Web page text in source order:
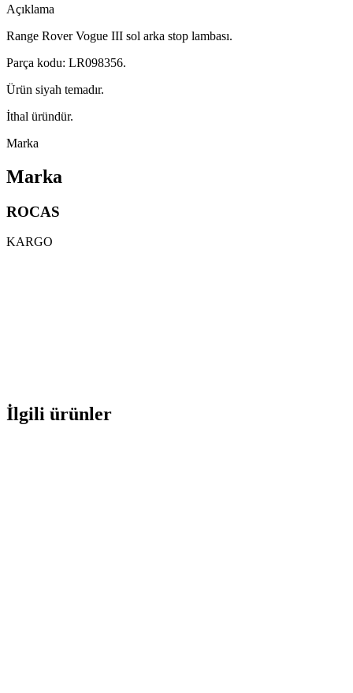
Açıklama
Range Rover Vogue III sol arka stop lambası.
Parça kodu: LR098356.
Ürün siyah temadır.
İthal üründür.
Marka
Marka
ROCAS
KARGO
İlgili ürünler